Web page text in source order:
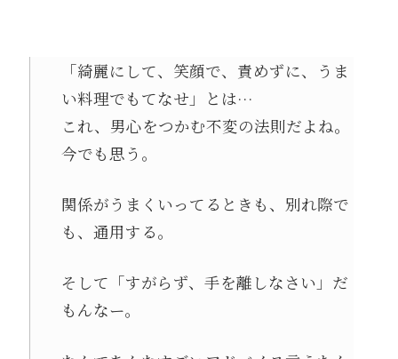
「綺麗にして、笑顔で、責めずに、うま
い料理でもてなせ」とは…
これ、男心をつかむ不変の法則だよね。
今でも思う。
関係がうまくいってるときも、別れ際で
も、通用する。
そして「すがらず、手を離しなさい」だ
もんなー。